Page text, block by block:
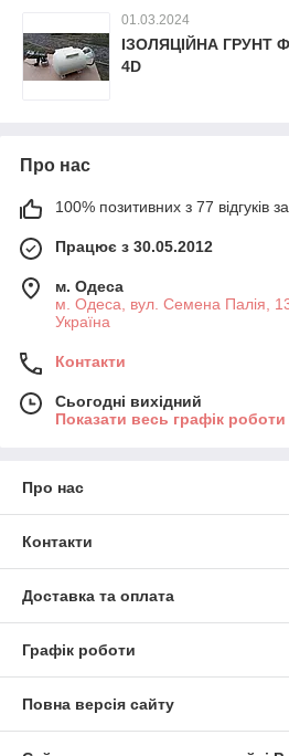
01.03.2024
ІЗОЛЯЦІЙНА ГРУНТ
4D
Про нас
100% позитивних з 77 відгуків за
Працює з 30.05.2012
м. Одеса
м. Одеса, вул. Семена Палія,
Україна
Контакти
Сьогодні вихідний
Показати весь графік роботи
Про нас
Контакти
Доставка та оплата
Графік роботи
Повна версія сайту